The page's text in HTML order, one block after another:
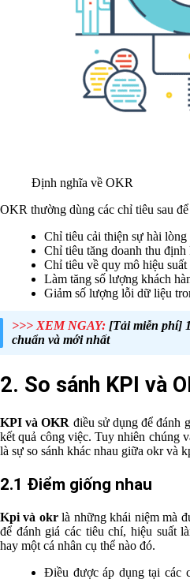
Định nghĩa về OKR
OKR thường dùng các chỉ tiêu sau
Chỉ tiêu cải thiện sự hài lòng
Chỉ tiêu tăng doanh thu định
Chỉ tiêu về quy mô hiệu suất
Làm tăng số lượng khách
Giảm số lượng lỗi dữ liệu
>>> XEM NGAY: [Tải miễn phí]
chuẩn và mới nhất
2. So sánh KPI và
KPI và OKR điều sử dụng để đánh
kết quả công việc. Tuy nhiên chúng
là sự so sánh khác nhau giữa okr và
2.1 Điểm giống nhau
Kpi và okrlà những khái niệm mà
để đánh giá các tiêu chí, hiệu suất
hay một cá nhân cụ thể nào đó.
Điều được áp dụng tại các